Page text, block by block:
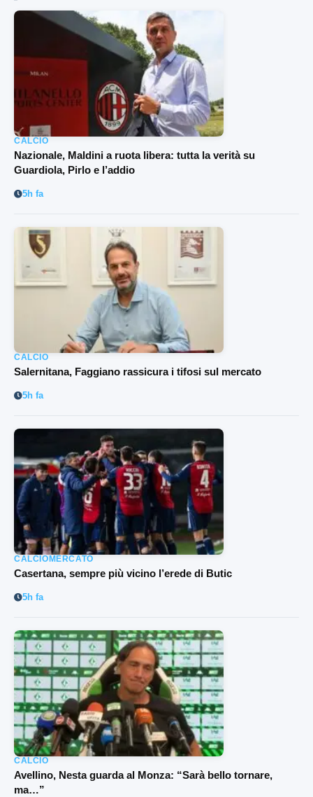
CALCIO
Nazionale, Maldini a ruota libera: tutta la verità su
Guardiola, Pirlo e l’addio
5h fa
CALCIO
Salernitana, Faggiano rassicura i tifosi sul mercato
5h fa
CALCIOMERCATO
Casertana, sempre più vicino l’erede di Butic
5h fa
CALCIO
Avellino, Nesta guarda al Monza: “Sarà bello tornare,
ma…”